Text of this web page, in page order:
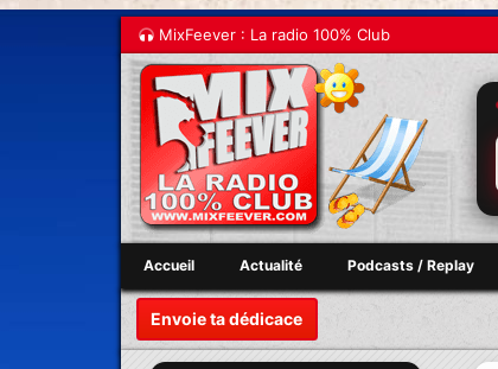
MixFeever : La radio 100% Club
Accueil Actualité Podcasts / Replay
Envoie ta dédicace